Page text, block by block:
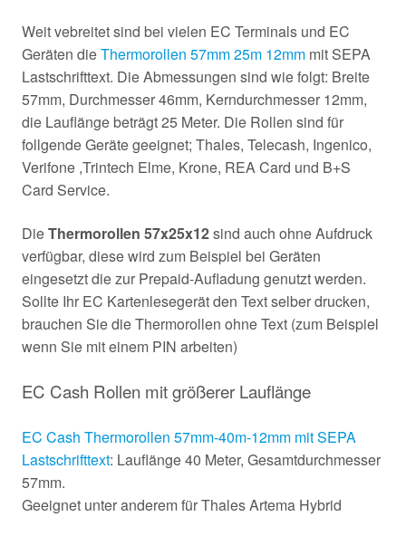
Weit vebreitet sind bei vielen EC Terminals und EC
Geräten dieThermorollen 57mm 25m 12mm mit SEPA
Lastschrifttext. Die Abmessungen sind wie folgt: Breite
57mm, Durchmesser 46mm, Kerndurchmesser 12mm,
die Lauflänge beträgt 25 Meter. Die Rollen sind für
follgende Geräte geeignet; Thales, Telecash, Ingenico,
Verifone ,Trintech Elme, Krone, REA Card und B+S
Card Service.
DieThermorollen 57x25x12sind auch ohne Aufdruck
verfügbar, diese wird zum Beispiel bei Geräten
eingesetzt die zur Prepaid-Aufladung genutzt werden.
Sollte Ihr EC Kartenlesegerät den Text selber drucken,
brauchen Sie die Thermorollen ohne Text (zum Beispiel
wenn Sie mit einem PIN arbeiten)
EC Cash Rollen mit größerer Lauflänge
EC Cash Thermorollen 57mm-40m-12mm mit SEPA
Lastschrifttext: Lauflänge 40 Meter, Gesamtdurchmesser
57mm.
Geeignet unter anderem für Thales Artema Hybrid